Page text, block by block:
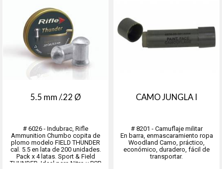
5.5 mm /.22 Ø
# 6026 - Indubrac, Rifle
Ammunition Chumbo copita de
plomo modelo FIELD THUNDER
cal. 5.5 en lata de 200 unidades.
Pack x 4 latas. Sport & Field
THUNDER. Ideal para Nitro y PCP.
CAMO JUNGLA I
# 8201 - Camuflaje militar
En barra, enmascaramiento ropa
Woodland Camo, práctico,
económico, duradero, fácil de
transportar.